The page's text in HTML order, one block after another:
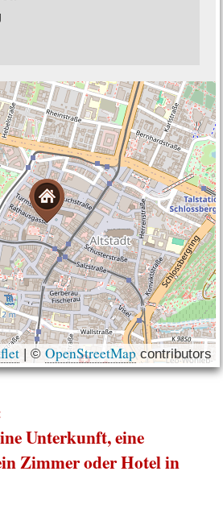
| © OpenStreetMapcontributors
Unterkunft, eine
Zimmer oder Hotel in